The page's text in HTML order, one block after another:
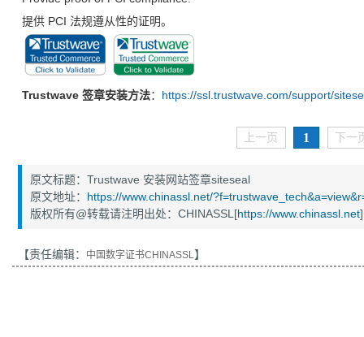
提供 PCI 法规遵从性的证明。
Trustwave 签章安装方法： https://ssl.trustwave.com/support/
上一页 1 下一
原文标题：Trustwave 安装网站签章siteseal
原文地址： https://www.chinassl.net/
版权所有@转载请注明出处：CHINASSL[https://www.chinassl.net]
【责任编辑： 中国数字证书CHINASSL】